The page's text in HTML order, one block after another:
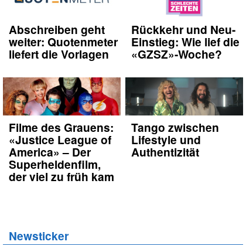
Abschreiben geht
weiter: Quotenmeter
liefert die Vorlagen
Rückkehr und Neu-
Einstieg: Wie lief die
«GZSZ»-Woche?
Filme des Grauens:
«Justice League of
America» – Der
Superheldenfilm,
der viel zu früh kam
Tango zwischen
Lifestyle und
Authentizität
Newsticker